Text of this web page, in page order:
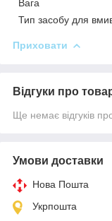
Вага
Тип засобу для
Приховати
Відгуки про
Ще немає відгуків
Умови доставки
Нова Пошта
Укрпошта